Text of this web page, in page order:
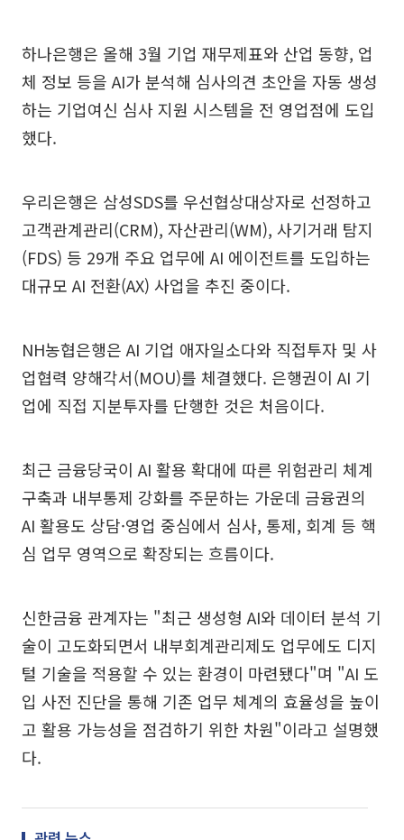
하나은행은 올해 3월 기업 재무제표와 산업 동향, 업
체 정보 등을 AI가 분석해 심사의견 초안을 자동 생성
하는 기업여신 심사 지원 시스템을 전 영업점에 도입
했다.
우리은행은 삼성SDS를 우선협상대상자로 선정하고
고객관계관리(CRM), 자산관리(WM), 사기거래 탐지
(FDS) 등 29개 주요 업무에 AI 에이전트를 도입하는
대규모 AI 전환(AX) 사업을 추진 중이다.
NH농협은행은 AI 기업 애자일소다와 직접투자 및 사
업협력 양해각서(MOU)를 체결했다. 은행권이 AI 기
업에 직접 지분투자를 단행한 것은 처음이다.
최근 금융당국이 AI 활용 확대에 따른 위험관리 체계
구축과 내부통제 강화를 주문하는 가운데 금융권의
AI 활용도 상담·영업 중심에서 심사, 통제, 회계 등 핵
심 업무 영역으로 확장되는 흐름이다.
신한금융 관계자는 "최근 생성형 AI와 데이터 분석 기
술이 고도화되면서 내부회계관리제도 업무에도 디지
털 기술을 적용할 수 있는 환경이 마련됐다"며 "AI 도
입 사전 진단을 통해 기존 업무 체계의 효율성을 높이
고 활용 가능성을 점검하기 위한 차원"이라고 설명했
다.